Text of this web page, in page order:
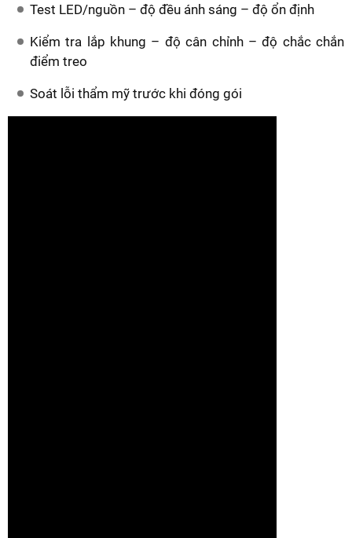
Test LED/nguồn – độ đều ánh sáng – độ ổn định
Kiểm tra lắp khung – độ cân chỉnh – độ chắc chắn
điểm treo
Soát lỗi thẩm mỹ trước khi đóng gói